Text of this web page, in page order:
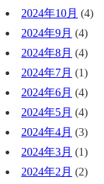
2024年10月 (4)
2024年9月 (4)
2024年8月 (4)
2024年7月 (1)
2024年6月 (4)
2024年5月 (4)
2024年4月 (3)
2024年3月 (1)
2024年2月 (2)